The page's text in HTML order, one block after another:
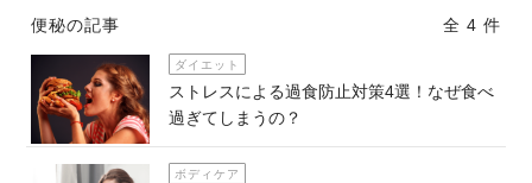
便秘の記事 全 4 件
ダイエット
ストレスによる過食防止対策4選！なぜ食べ
過ぎてしまうの？
ボディケア